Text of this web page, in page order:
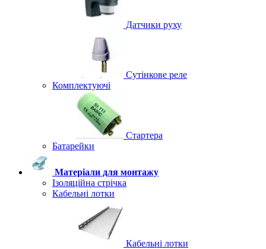
Датчики руху
Сутінкове реле
Комплектуючі
Стартера
Батарейки
Матеріали для монтажу
Ізоляційна стрічка
Кабельні лотки
Кабельні лотки